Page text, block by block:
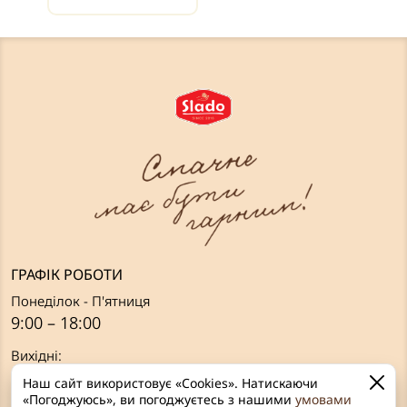
ГРАФІК РОБОТИ
Понеділок - П'ятниця
9:00 – 18:00
Вихідні:
Субота, Неділя
Наш сайт використовує «Cookies». Натискаючи
«Погоджуюсь», ви погоджуєтесь з нашими умовами